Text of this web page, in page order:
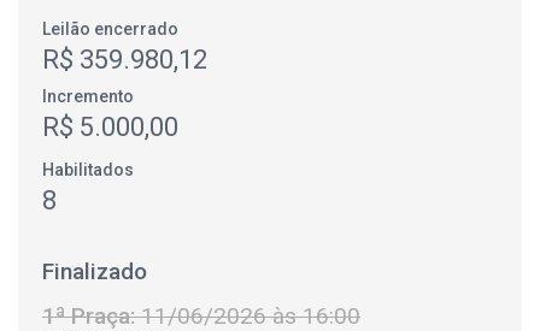
Leilão encerrado
R$ 359.980,12
Incremento
R$ 5.000,00
Habilitados
8
Finalizado
1ª Praça:11/06/2026 às 16:00